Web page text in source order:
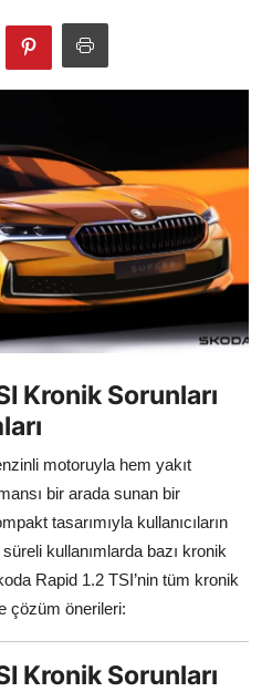
Kronik Sorunları
motoruyla hem yakıt
bir arada sunan bir
tasarımıyla kullanıcıların
kullanımlarda bazı kronik
Rapid 1.2 TSI’nin tüm kronik
çözüm önerileri:
Kronik Sorunları